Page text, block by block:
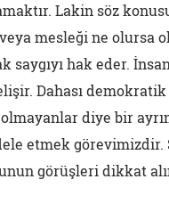
Lakin söz
mesleği ne olursa
hak eder.
Dahası
diye bir
etmek görevimizdir.
görüşleri dikkat